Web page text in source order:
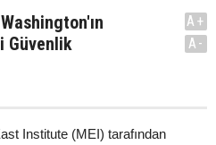
Güvenlik
A+
A-
Institute (MEI) tarafından